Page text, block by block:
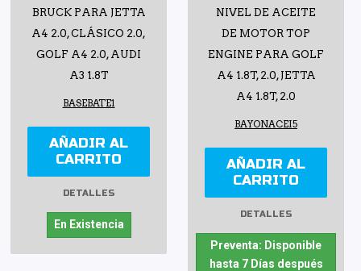
BRUCK PARA JETTA
A4 2.0, CLÁSICO 2.0,
GOLF A4 2.0, AUDI
A3 1.8T
BASEBATE1
AÑADIR AL
CARRITO
DETALLES
En Existencia
NIVEL DE ACEITE
DE MOTOR TOP
ENGINE PARA GOLF
A4 1.8T, 2.0, JETTA
A4 1.8T, 2.0
BAYONACEI5
AÑADIR AL
CARRITO
DETALLES
Preventa: Disponible
hasta 7 Días después